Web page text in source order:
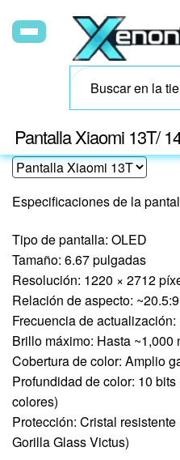
Pantalla Xiaomi 13T/
Especificaciones de la
Tipo de pantalla: OLED
Tamaño: 6.67 pulgadas
Resolución: 1220 × 2712
Relación de aspecto: ~20.5:9
Frecuencia de
Brillo máximo: Hasta ~1,000
Cobertura de color: Amplio
Profundidad de color: 10
colores)
Protección: Cristal
Gorilla Glass Victus)